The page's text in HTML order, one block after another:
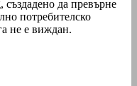
създадено да превърне
потребителско
не е виждан.